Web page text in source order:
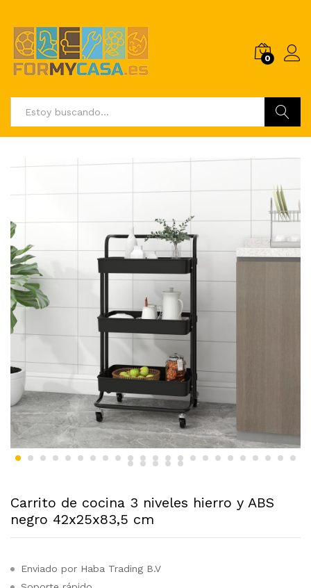
0
Carrito de cocina 3 niveles hierro y ABS
negro 42x25x83,5 cm
Enviado por Haba Trading B.V